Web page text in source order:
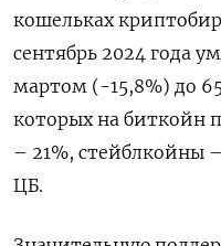
кошельках
сентябрь 2024 года
мартом (-15,8%) до
которых на биткойн
– 21%, стейблкойны
ЦБ.